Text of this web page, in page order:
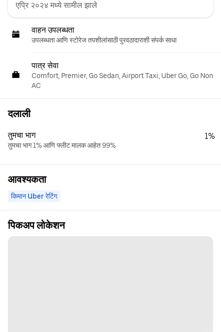
एप्रि २०२४ मध्ये सामील झाले
वाहन उपलब्धता
उपलब्धता आणि स्टोरेज तपशीलांसाठी पुरवठादाराशी संपर्क साधा
पात्र सेवा
Comfort, Premier, Go Sedan, Airport Taxi, Uber Go, Go Non
AC
दलाली
तुमचा भाग
तुमचा भाग 1% आणि फ्लीट मालक आहेत 99%
1%
आवश्यकता
किमान Uber रेटिंग
पिकअप लोकेशन